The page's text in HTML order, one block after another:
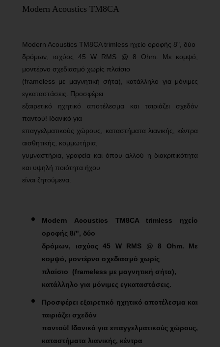
Modern Acoustics TM8CA
Modern Acoustics TM8CA trimless ηχείο οροφής 8", δύο
δρόμων, ισχύος 45 W RMS @ 8 Ohm. Με κομψό,
μοντέρνο σχεδιασμό χωρίς πλαίσιο
(frameless με μαγνητική σήτα), κατάλληλο για μόνιμες
εγκαταστάσεις. Προσφέρει
εξαιρετικό ηχητικό αποτέλεσμα και ταιριάζει σχεδόν
παντού! Ιδανικό για
επαγγελματικούς χώρους, καταστήματα λιανικής, κέντρα
αισθητικής, κομμωτήρια,
γυμναστήρια, γραφεία και όπου αλλού η διακριτικότητα
και υψηλή ποιότητα ήχου
είναι ζητούμενα.
Modern Acoustics TM8CA trimless ηχείο
οροφής 8/", δύο
δρόμων, ισχύος 45 W RMS @ 8 Ohm. Με
κομψό, μοντέρνο σχεδιασμό χωρίς
πλαίσιο (frameless με μαγνητική σήτα),
κατάλληλο για μόνιμες εγκαταστάσεις.
Προσφέρει εξαιρετικό ηχητικό αποτέλεσμα και
ταιριάζει σχεδόν
παντού! Ιδανικό για επαγγελματικούς χώρους,
καταστήματα λιανικής, κέντρα